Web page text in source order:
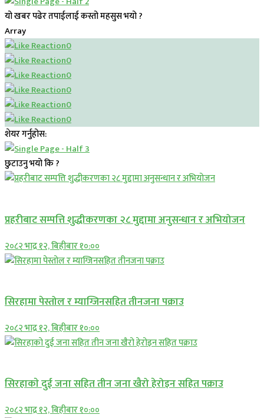
यो खबर पढेर तपाईलाई कस्तो महसुस भयो ?
Array
0
0
0
0
0
0
शेयर गर्नुहोस:
छुटाउनु भयो कि ?
प्रहरीबाट सम्पत्ति शुद्धीकरणका २८ मुद्दामा अनुसन्धान र अभियोजन
२०८२ भाद्र १२, बिहीबार १०:००
सिरहामा पेस्तोल र म्याग्जिनसहित तीनजना पक्राउ
२०८२ भाद्र १२, बिहीबार १०:००
सिरहाकाे दुई जना सहित तीन जना खैरो हेरोइन सहित पक्राउ
२०८२ भाद्र १२, बिहीबार १०:००